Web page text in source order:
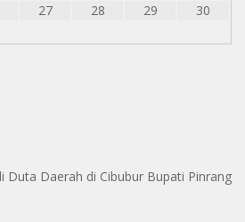
27 28 29
30
Duta Daerah di Cibubur Bupati Pinrang